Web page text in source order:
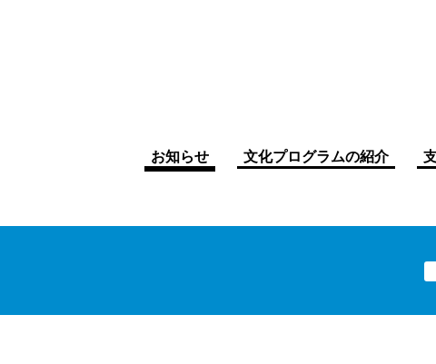
お知らせ 文化プログラムの紹介